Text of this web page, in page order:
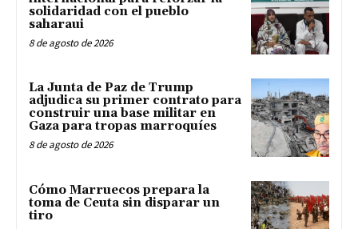
solidaridad con el pueblo
saharaui
8 de agosto de 2026
La Junta de Paz de Trump
adjudica su primer contrato para
construir una base militar en
Gaza para tropas marroquíes
8 de agosto de 2026
Cómo Marruecos prepara la
toma de Ceuta sin disparar un
tiro